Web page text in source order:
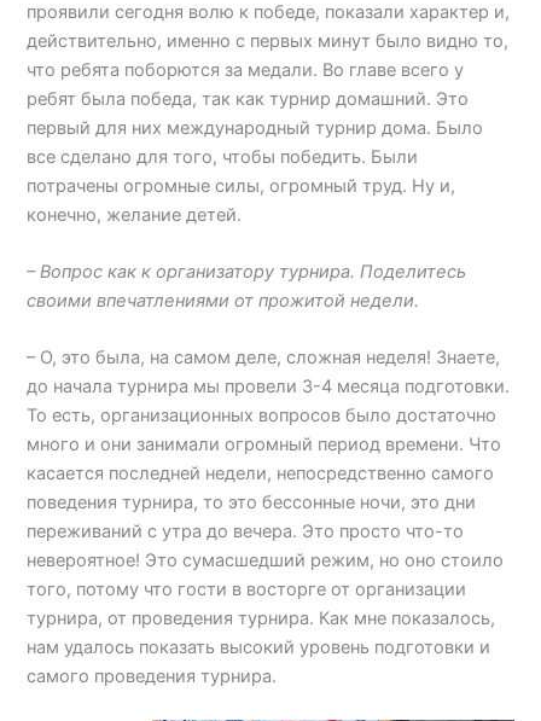
проявили сегодня волю к победе, показали характер и,
действительно, именно с первых минут было видно то,
что ребята поборются за медали. Во главе всего у
ребят была победа, так как турнир домашний. Это
первый для них международный турнир дома. Было
все сделано для того, чтобы победить. Были
потрачены огромные силы, огромный труд. Ну и,
конечно, желание детей.
– Вопрос как к организатору турнира. Поделитесь
своими впечатлениями от прожитой недели.
– О, это была, на самом деле, сложная неделя! Знаете,
до начала турнира мы провели 3-4 месяца подготовки.
То есть, организационных вопросов было достаточно
много и они занимали огромный период времени. Что
касается последней недели, непосредственно самого
поведения турнира, то это бессонные ночи, это дни
переживаний с утра до вечера. Это просто что-то
невероятное! Это сумасшедший режим, но оно стоило
того, потому что гости в восторге от организации
турнира, от проведения турнира. Как мне показалось,
нам удалось показать высокий уровень подготовки и
самого проведения турнира.